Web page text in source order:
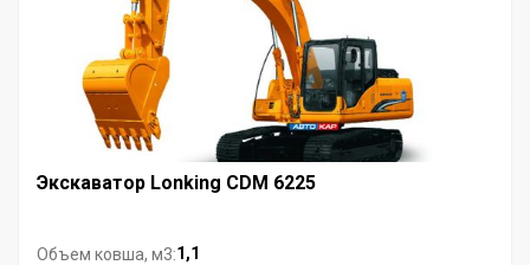
Экскаватор Lonking CDM 6225
Объем ковша, м3:1,1